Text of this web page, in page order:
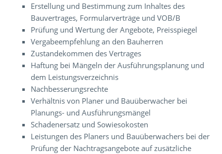
Erstellung und Bestimmung zum Inhaltes des
Bauvertrages, Formularverträge und VOB/B
Prüfung und Wertung der Angebote, Preisspiegel
Vergabeempfehlung an den Bauherren
Zustandekommen des Vertrages
Haftung bei Mängeln der Ausführungsplanung und
dem Leistungsverzeichnis
Nachbesserungsrechte
Verhältnis von Planer und Bauüberwacher bei
Planungs- und Ausführungsmängel
Schadenersatz und Sowiesokosten
Leistungen des Planers und Bauüberwachers bei der
Prüfung der Nachtragsangebote auf zusätzliche